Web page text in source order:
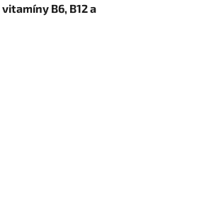
vitamíny B6, B12 a